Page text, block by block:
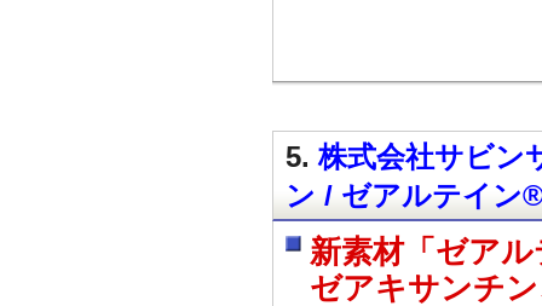
5.株式会社サビン
ン / ゼアルテイン
新素材「ゼア
ゼアキサンチ